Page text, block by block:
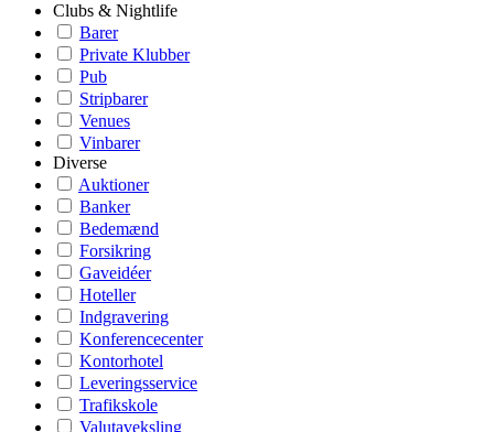
Clubs & Nightlife
Barer
Private Klubber
Pub
Stripbarer
Venues
Vinbarer
Diverse
Auktioner
Banker
Bedemænd
Forsikring
Gaveidéer
Hoteller
Indgravering
Konferencecenter
Kontorhotel
Leveringsservice
Trafikskole
Valutaveksling